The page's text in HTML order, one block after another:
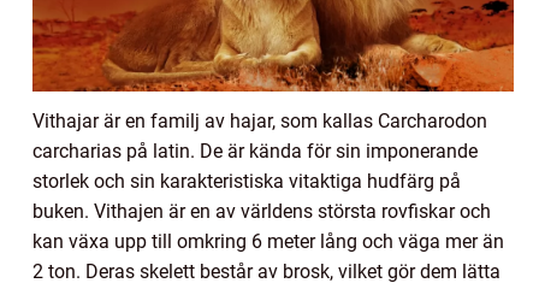
Vithajar är en familj av hajar, som kallas Carcharodon
carcharias på latin. De är kända för sin imponerande
storlek och sin karakteristiska vitaktiga hudfärg på
buken. Vithajen är en av världens största rovfiskar och
kan växa upp till omkring 6 meter lång och väga mer än
2 ton. Deras skelett består av brosk, vilket gör dem lätta